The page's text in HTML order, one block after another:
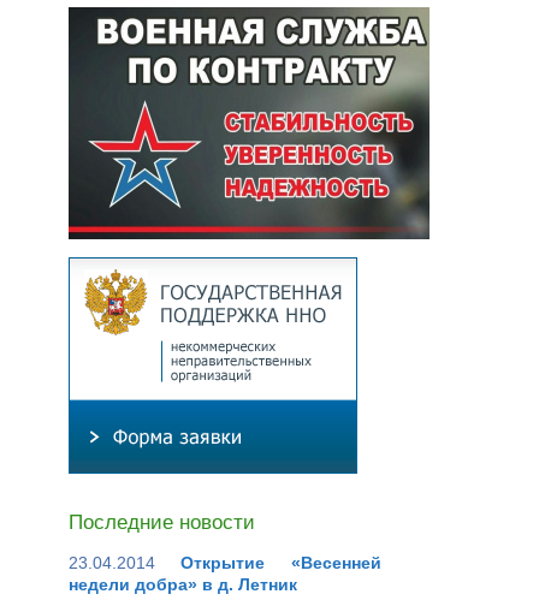
Последние новости
23.04.2014
Открытие «Весенней
недели добра» в д. Летник